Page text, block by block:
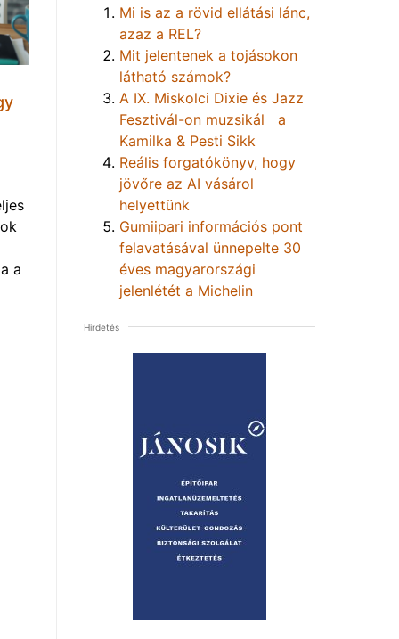
a
Mi is az a rövid ellátási lánc,
azaz a REL?
Mit jelentenek a tojásokon
látható számok?
A IX. Miskolci Dixie és Jazz
Fesztivál-on muzsikál a
Kamilka & Pesti Sikk
Reális forgatókönyv, hogy
jövőre az AI vásárol
helyettünk
Gumiipari információs pont
felavatásával ünnepelte 30
éves magyarországi
jelenlétét a Michelin
Hirdetés